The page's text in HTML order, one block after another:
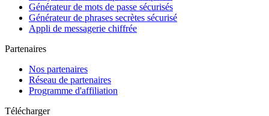
Générateur de mots de passe sécurisés
Générateur de phrases secrètes sécurisé
Appli de messagerie chiffrée
Partenaires
Nos partenaires
Réseau de partenaires
Programme d'affiliation
Télécharger